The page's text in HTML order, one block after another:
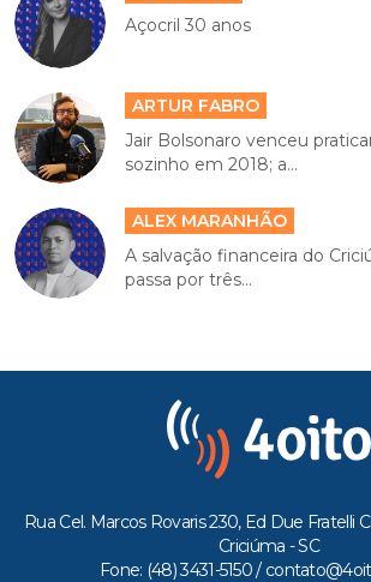
Açocril 30 anos
ARTUR FABRO
Jair Bolsonaro venceu
sozinho em 2018; a...
ALEX MARANHÃO
A salvação financeira do
passa por três...
Rua Cel. Marcos Rovaris 230, Ed Due Fratelli
Criciúma - SC
Fone: (48) 3431-5150 /